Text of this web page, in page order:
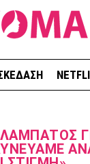
ΛΑΜΠΆΤΟΣ